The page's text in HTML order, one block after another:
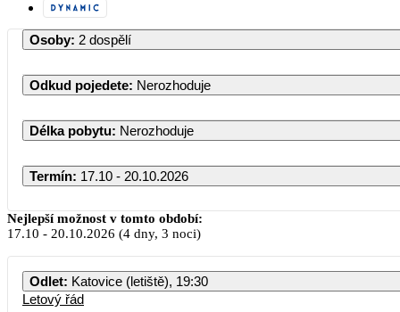
Osoby: 2 dospělí
Odkud pojedete: Nerozhoduje
Délka pobytu: Nerozhoduje
Termín: 17.10 - 20.10.2026
Nejlepší možnost v tomto období:
17.10 - 20.10.2026 (4 dny, 3 noci)
Odlet: Katovice (letiště), 19:30
Letový řád